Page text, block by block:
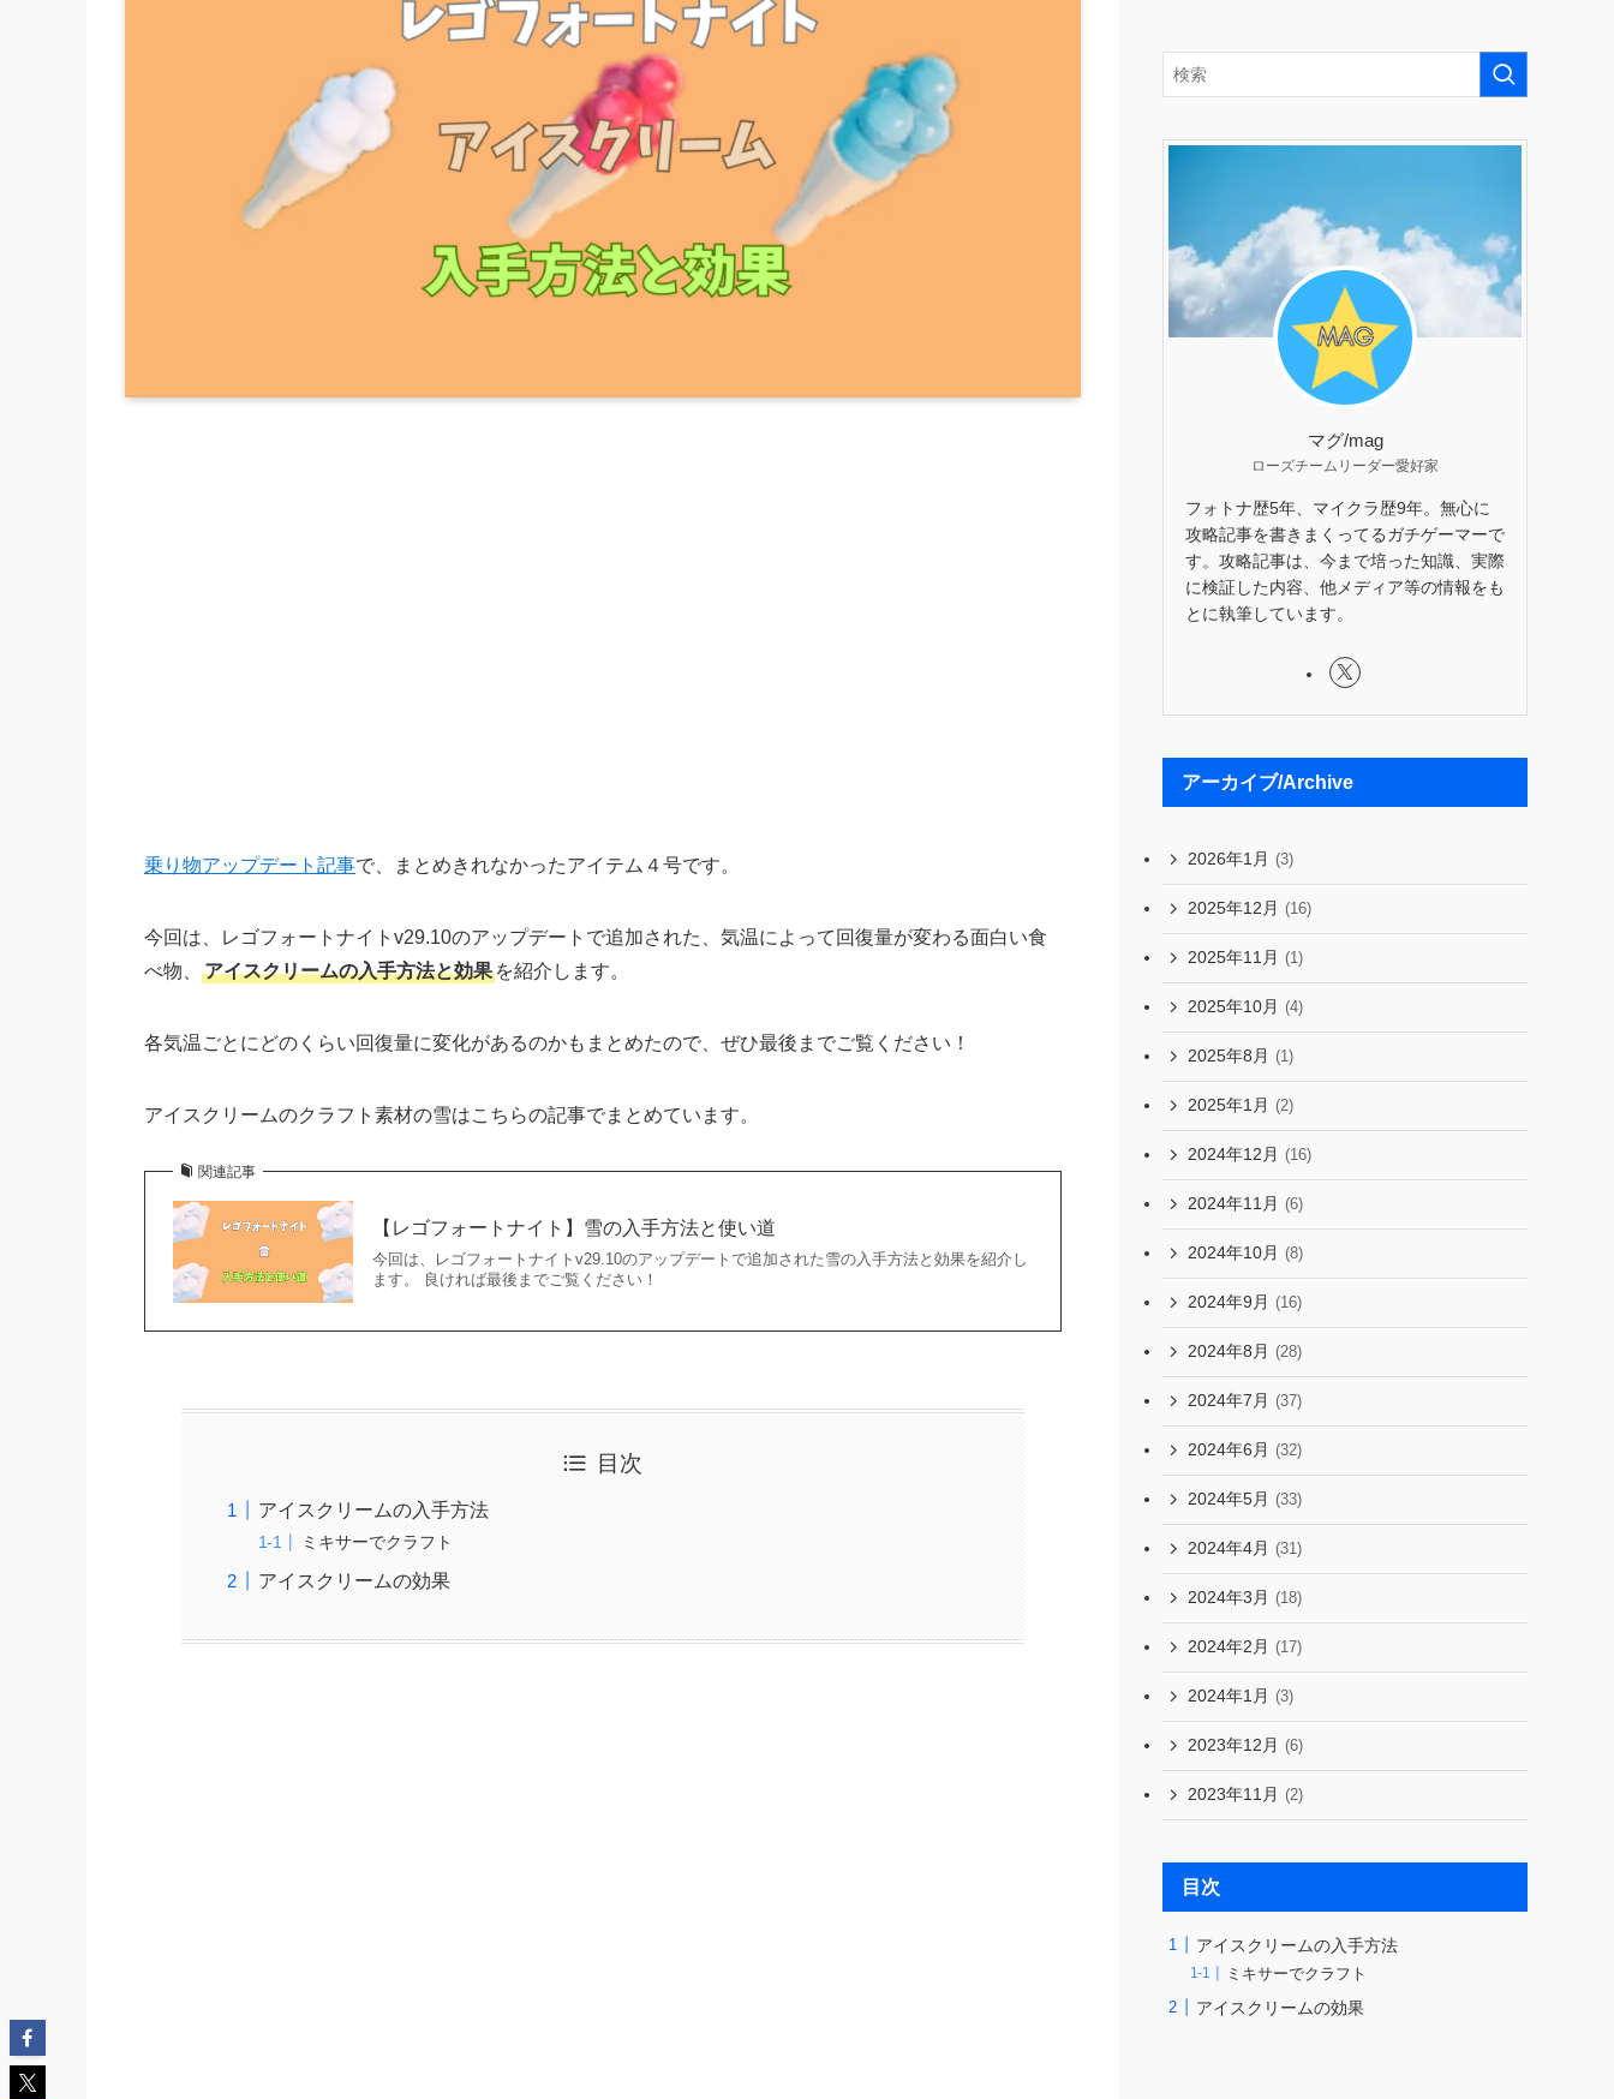
乗り物アップデート記事で、まとめきれなかったアイテム４号です。
今回は、レゴフォートナイトv29.10のアップデートで追加された、気温によって回復量が変わる面白い食
べ物、
アイスクリームの入手方法と効果 を紹介します。
各気温ごとにどのくらい回復量に変化があるのかもまとめたので、ぜひ最後までご覧ください！
アイスクリームのクラフト素材の雪はこちらの記事でまとめています。
関連記事
【レゴフォートナイト】雪の入手方法と使い道
今回は、レゴフォートナイトv29.10のアップデートで追加された雪の入手方法と効果を紹介し
ます。 良ければ最後までご覧ください！
目次
アイスクリームの入手方法
ミキサーでクラフト
アイスクリームの効果
マグ/mag
ローズチームリーダー愛好家
フォトナ歴5年、マイクラ歴9年。無心に
攻略記事を書きまくってるガチゲーマーで
す。攻略記事は、今まで培った知識、実際
に検証した内容、他メディア等の情報をも
とに執筆しています。
アーカイブ/Archive
2026年1月 (3)
2025年12月 (16)
2025年11月 (1)
2025年10月 (4)
2025年8月 (1)
2025年1月 (2)
2024年12月 (16)
2024年11月 (6)
2024年10月 (8)
2024年9月 (16)
2024年8月 (28)
2024年7月 (37)
2024年6月 (32)
2024年5月 (33)
2024年4月 (31)
2024年3月 (18)
2024年2月 (17)
2024年1月 (3)
2023年12月 (6)
2023年11月 (2)
目次
アイスクリームの入手方法
ミキサーでクラフト
アイスクリームの効果